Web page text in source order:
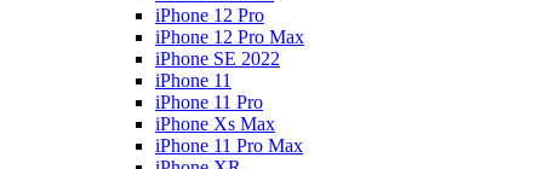
iPhone 12 Pro
iPhone 12 Pro Max
iPhone SE 2022
iPhone 11
iPhone 11 Pro
iPhone Xs Max
iPhone 11 Pro Max